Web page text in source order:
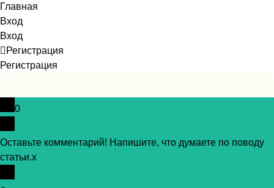
Главная
Вход
Вход
Регистрация
Регистрация
0
Оставьте комментарий! Напишите, что думаете по поводу
статьи.x